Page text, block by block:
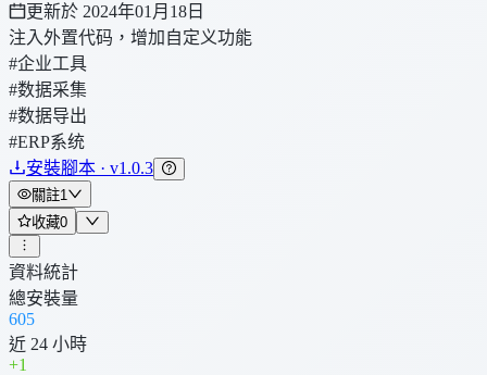
更新於 2024年01月18日
注入外置代码，增加自定义功能
#企业工具
#数据采集
#数据导出
#ERP系统
安裝腳本 · v1.0.3
關註1
收藏0
資料統計
總安裝量
605
近 24 小時
+1